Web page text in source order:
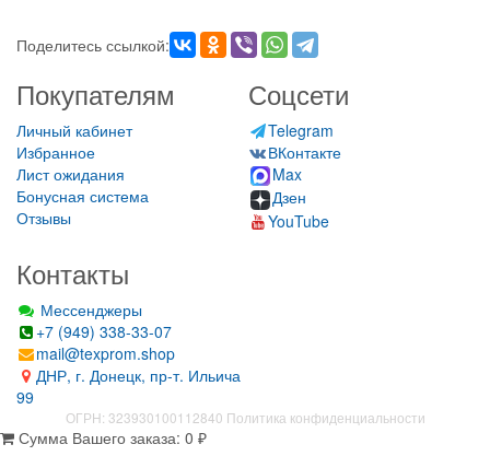
Поделитесь ссылкой:
Покупателям
Личный кабинет
Избранное
Лист ожидания
Бонусная система
Отзывы
Соцсети
Telegram
ВКонтакте
Max
Дзен
YouTube
Контакты
Мессенджеры
+7 (949) 338-33-07
mail@texprom.shop
ДНР, г. Донецк, пр-т. Ильича
99
ОГРН: 323930100112840 Политика конфиденциальности
Сумма Вашего заказа: 0 ₽